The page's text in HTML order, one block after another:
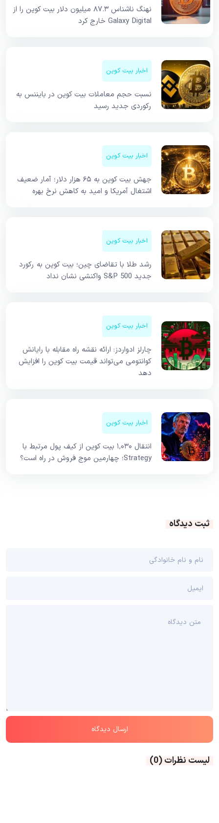
نهنگ ناشناس ۸۷.۳ میلیون دلار بیت کوین را از
Galaxy Digital خارج کرد
اخبار بیت کوین
نسبت حجم معاملات بیت کوین در بایننس به
رکوردی جدید رسید
اخبار بیت کوین
جهش بیت کوین به ۶۵ هزار دلار؛ آمار ضعیف
اشتغال آمریکا و امید به کاهش نرخ بهره
اخبار بیت کوین
رشد طلا با تقاضای چین؛ بیت کوین به رکورد
جدید S&P 500 واکنشی نشان نداد
اخبار بیت کوین
چارلز ادواردز: ارائه نقشه راه مقابله با رایانش
کوانتومی می‌تواند قیمت بیت کوین را افزایش
دهد
اخبار بیت کوین
انتقال ۱,۰۳۰ بیت کوین از کیف پول مرتبط با
Strategy؛ چهارمین موج فروش در راه است؟
ثبت دیدگاه
لیست نظرات(0)